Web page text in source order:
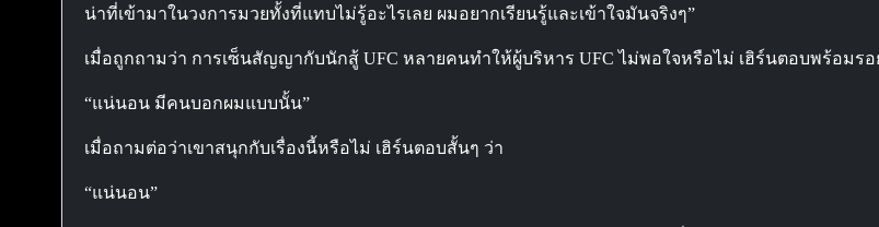
น่าที่เข้ามาในวงการมวยทั้งที่แทบไม่รู้อะไรเลย ผมอยากเรียนรู้และเข้าใจมันจริงๆ”
เมื่อถูกถามว่า การเซ็นสัญญากับนักสู้ UFC หลายคนทำให้ผู้บริหาร UFC ไม่พอใจหรือไม่ เฮิร์นตอบพร้อมรอ
“แน่นอน มีคนบอกผมแบบนั้น”
เมื่อถามต่อว่าเขาสนุกกับเรื่องนี้หรือไม่ เฮิร์นตอบสั้นๆ ว่า
“แน่นอน”